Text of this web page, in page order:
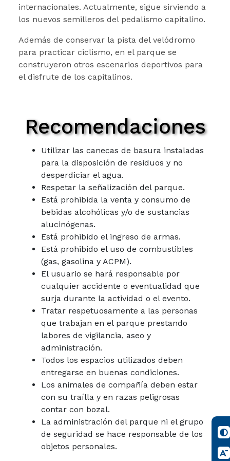
internacionales. Actualmente, sigue sirviendo a
los nuevos semilleros del pedalismo capitalino.
Además de conservar la pista del velódromo
para practicar ciclismo, en el parque se
construyeron otros escenarios deportivos para
el disfrute de los capitalinos.
Recomendaciones
Utilizar las canecas de basura instaladas
para la disposición de residuos y no
desperdiciar el agua.
Respetar la señalización del parque.
Está prohibida la venta y consumo de
bebidas alcohólicas y/o de sustancias
alucinógenas.
Está prohibido el ingreso de armas.
Está prohibido el uso de combustibles
(gas, gasolina y ACPM).
El usuario se hará responsable por
cualquier accidente o eventualidad que
surja durante la actividad o el evento.
Tratar respetuosamente a las personas
que trabajan en el parque prestando
labores de vigilancia, aseo y
administración.
Todos los espacios utilizados deben
entregarse en buenas condiciones.
Los animales de compañía deben estar
con su traílla y en razas peligrosas
contar con bozal.
La administración del parque ni el grupo
de seguridad se hace responsable de los
objetos personales.